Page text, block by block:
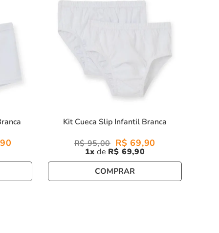
90
Kit Cueca Slip Infantil Branca
R$ 95,00 R$ 69,90
1 R$ 69,90
COMPRAR